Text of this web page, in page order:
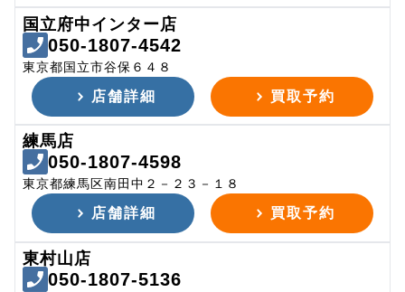
国立府中インター店
050-1807-4542
東京都国立市谷保６４８
店舗詳細 買取予約
練馬店
050-1807-4598
東京都練馬区南田中２－２３－１８
店舗詳細 買取予約
東村山店
050-1807-5136